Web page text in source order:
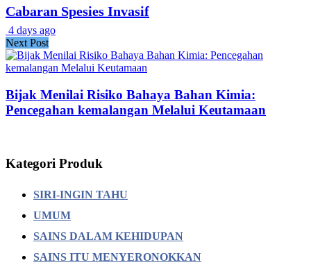
Cabaran Spesies Invasif
4 days ago
Next Post
Bijak Menilai Risiko Bahaya Bahan Kimia:
Pencegahan kemalangan Melalui Keutamaan
Kategori Produk
SIRI-INGIN TAHU
UMUM
SAINS DALAM KEHIDUPAN
SAINS ITU MENYERONOKKAN